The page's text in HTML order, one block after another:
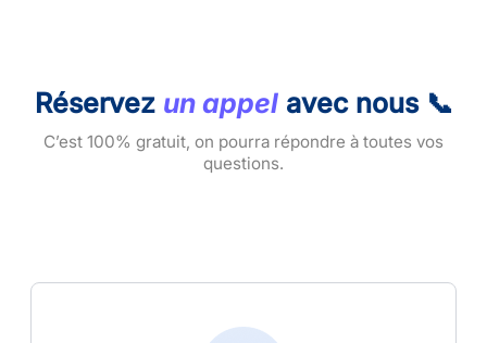
Réservez un appelavec nous 📞
C’est 100% gratuit, on pourra répondre à toutes vos
questions.